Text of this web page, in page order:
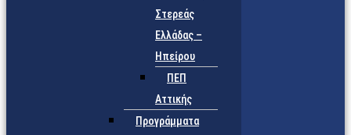
Στερεάς
Ελλάδας –
Ηπείρου
ΠΕΠ
Αττικής
Προγράμματα